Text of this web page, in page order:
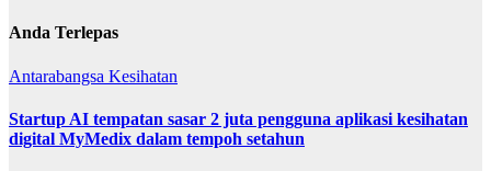
Anda Terlepas
Antarabangsa Kesihatan
Startup AI tempatan sasar 2 juta pengguna aplikasi kesihatan
digital MyMedix dalam tempoh setahun